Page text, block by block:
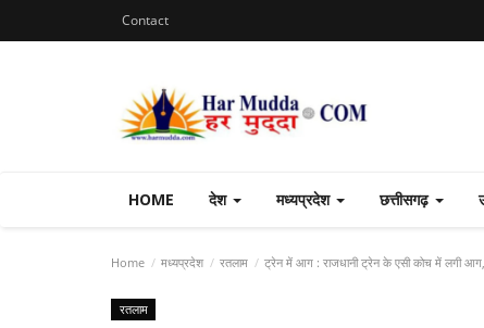
Contact
HOME देश मध्यप्रदेश छत्तीसगढ़
Home मध्यप्रदेश रतलाम ट्रेन में आग : राजधानी ट्रेन के एसी कोच में लगी
रतलाम